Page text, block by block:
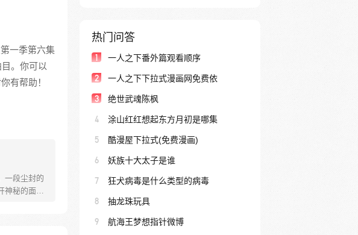
一季第六集
。你可以
有帮助！
一段尘封的
神秘的面
热门问答
1 一人之下番外篇观看顺序
2 一人之下下拉式漫画网免费依
3 绝世武魂陈枫
4 涂山红红想起东方月初是哪集
5 酷漫屋下拉式(免费漫画)
6 妖族十大太子是谁
7 狂犬病毒是什么类型的病毒
8 抽龙珠玩具
9 航海王梦想指针微博